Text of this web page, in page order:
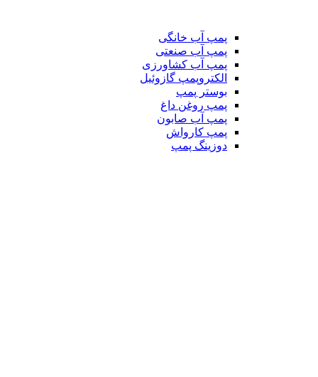
پمپ آب خانگی
پمپ آب صنعتی
پمپ آب کشاورزی
الکتروپمپ گازوئیل
بوستر پمپ
پمپ روغن داغ
پمپ آب صابون
پمپ کارواش
دوزینگ پمپ